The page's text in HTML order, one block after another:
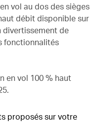
vol au dos des sièges
débit disponible sur
divertissement de
fonctionnalités
en vol 100 % haut
proposés sur votre